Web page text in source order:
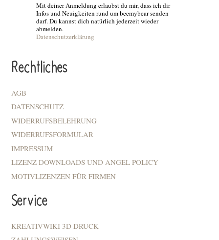
Mit deiner Anmeldung erlaubst du mir, dass ich dir
Infos und Neuigkeiten rund um beemybear senden
darf. Du kannst dich natürlich jederzeit wieder
abmelden.
Datenschutzerklärung
Rechtliches
AGB
DATENSCHUTZ
WIDERRUFSBELEHRUNG
WIDERRUFSFORMULAR
IMPRESSUM
LIZENZ DOWNLOADS UND ANGEL POLICY
MOTIVLIZENZEN FÜR FIRMEN
Service
KREATIVWIKI 3D DRUCK